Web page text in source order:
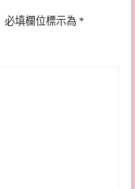
必填欄位標示為 *